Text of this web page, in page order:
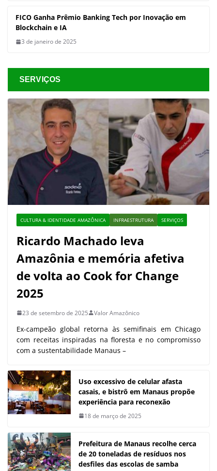
FICO Ganha Prêmio Banking Tech por Inovação em
Blockchain e IA
3 de janeiro de 2025
SERVIÇOS
CULTURA & IDENTIDADE AMAZÔNICA INFRAESTRUTURA SERVIÇOS
Ricardo Machado leva
Amazônia e memória afetiva
de volta ao Cook for Change
2025
23 de setembro de 2025 Valor Amazônico
Ex-campeão global retorna às semifinais em Chicago
com receitas inspiradas na floresta e no compromisso
com a sustentabilidade Manaus –
Uso excessivo de celular afasta
casais, e bistrô em Manaus propõe
experiência para reconexão
18 de março de 2025
Prefeitura de Manaus recolhe cerca
de 20 toneladas de resíduos nos
desfiles das escolas de samba